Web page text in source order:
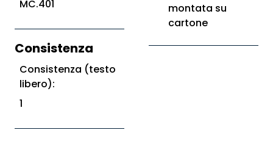
MC.401
Consistenza
Consistenza (testo
libero):
1
montata su
cartone